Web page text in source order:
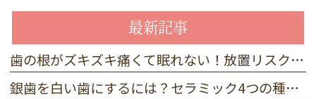
最新記事
歯の根がズキズキ痛くて眠れない！放置リスクと今すぐ試せる応急処置
銀歯を白い歯にするには？セラミック4つの種類と特徴を歯科医師が解説